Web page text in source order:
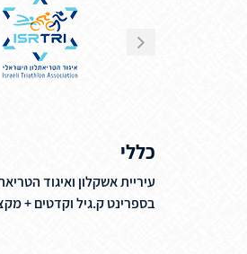
כללי
עיריית אשקלון ואיגוד
בספרינט ק.גיל וקדטים +